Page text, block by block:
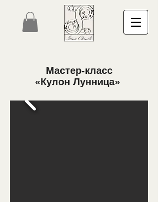
Мастер-класс
«Кулон Лунница»